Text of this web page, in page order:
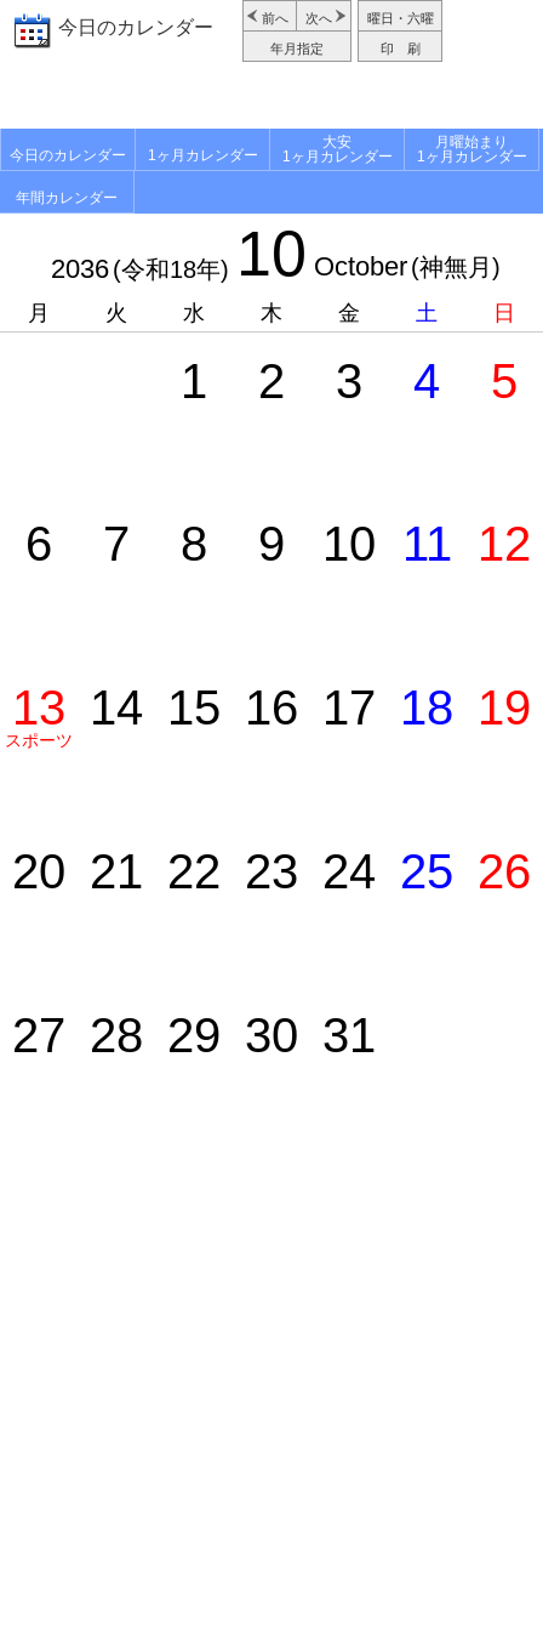
今日のカレンダー 前へ 次へ
年月指定
曜日・六曜
印 刷
今日のカレンダー 1ヶ月カレンダー
大安
1ヶ月カレンダー
月曜始まり
1ヶ月カレンダー
年間カレンダー
2036(令和18年) 10 October(神無月)
月 火 水 木 金 土 日
1 2 3 4 5
6 7 8 9 10 11 12
13
スポーツ
14 15 16 17 18 19
20 21 22 23 24 25 26
27 28 29 30 31